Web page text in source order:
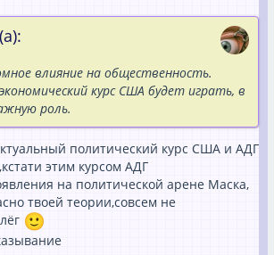
влияние на общественность.
курс США будет играть, в
роль.
политический курс США и АДГ
этим курсом АДГ
на политической арене Маска,
твоей теории,совсем не